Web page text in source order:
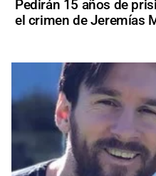
Pedirán 15 años de
el crimen de Jeremías